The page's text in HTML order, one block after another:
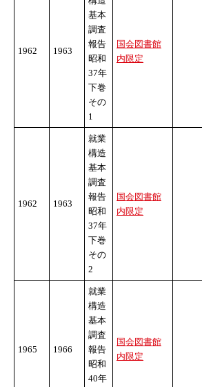
1962 1963
基本
調査
報告
昭和
37年
下巻
その
1
国会図書館
内限定
1962 1963
就業
構造
基本
調査
報告
昭和
37年
下巻
その
2
国会図書館
内限定
1965 1966
就業
構造
基本
調査
報告
昭和
40年
国会図書館
内限定